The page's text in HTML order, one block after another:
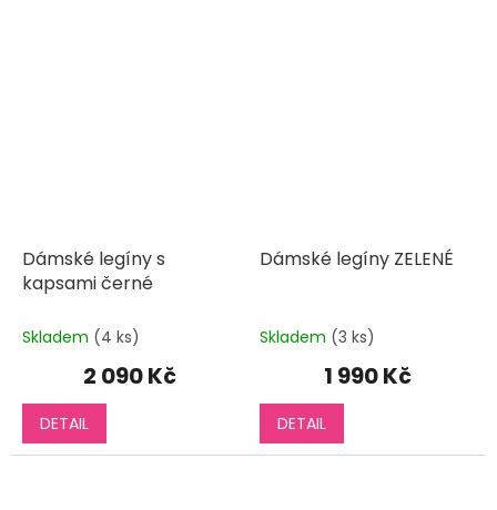
Dámské legíny s
kapsami černé
Skladem (4 ks)
2 090 Kč
DETAIL
Dámské legíny ZELENÉ
Skladem (3 ks)
1 990 Kč
DETAIL